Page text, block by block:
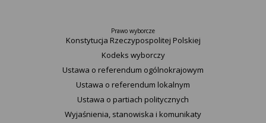
Prawo wyborcze
Konstytucja Rzeczypospolitej Polskiej​
Kodeks wyborczy
Ustawa o referendum ogólnokrajowym
Ustawa o referendum lokalnym
Ustawa o partiach politycznych
Wyjaśnienia, stanowiska i komunikaty